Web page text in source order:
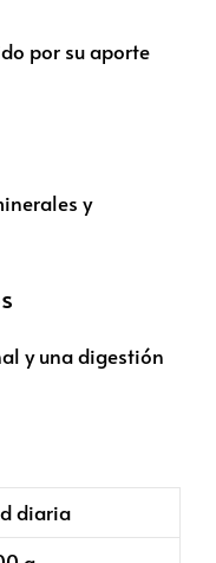
por su aporte
y
y una digestión
diaria